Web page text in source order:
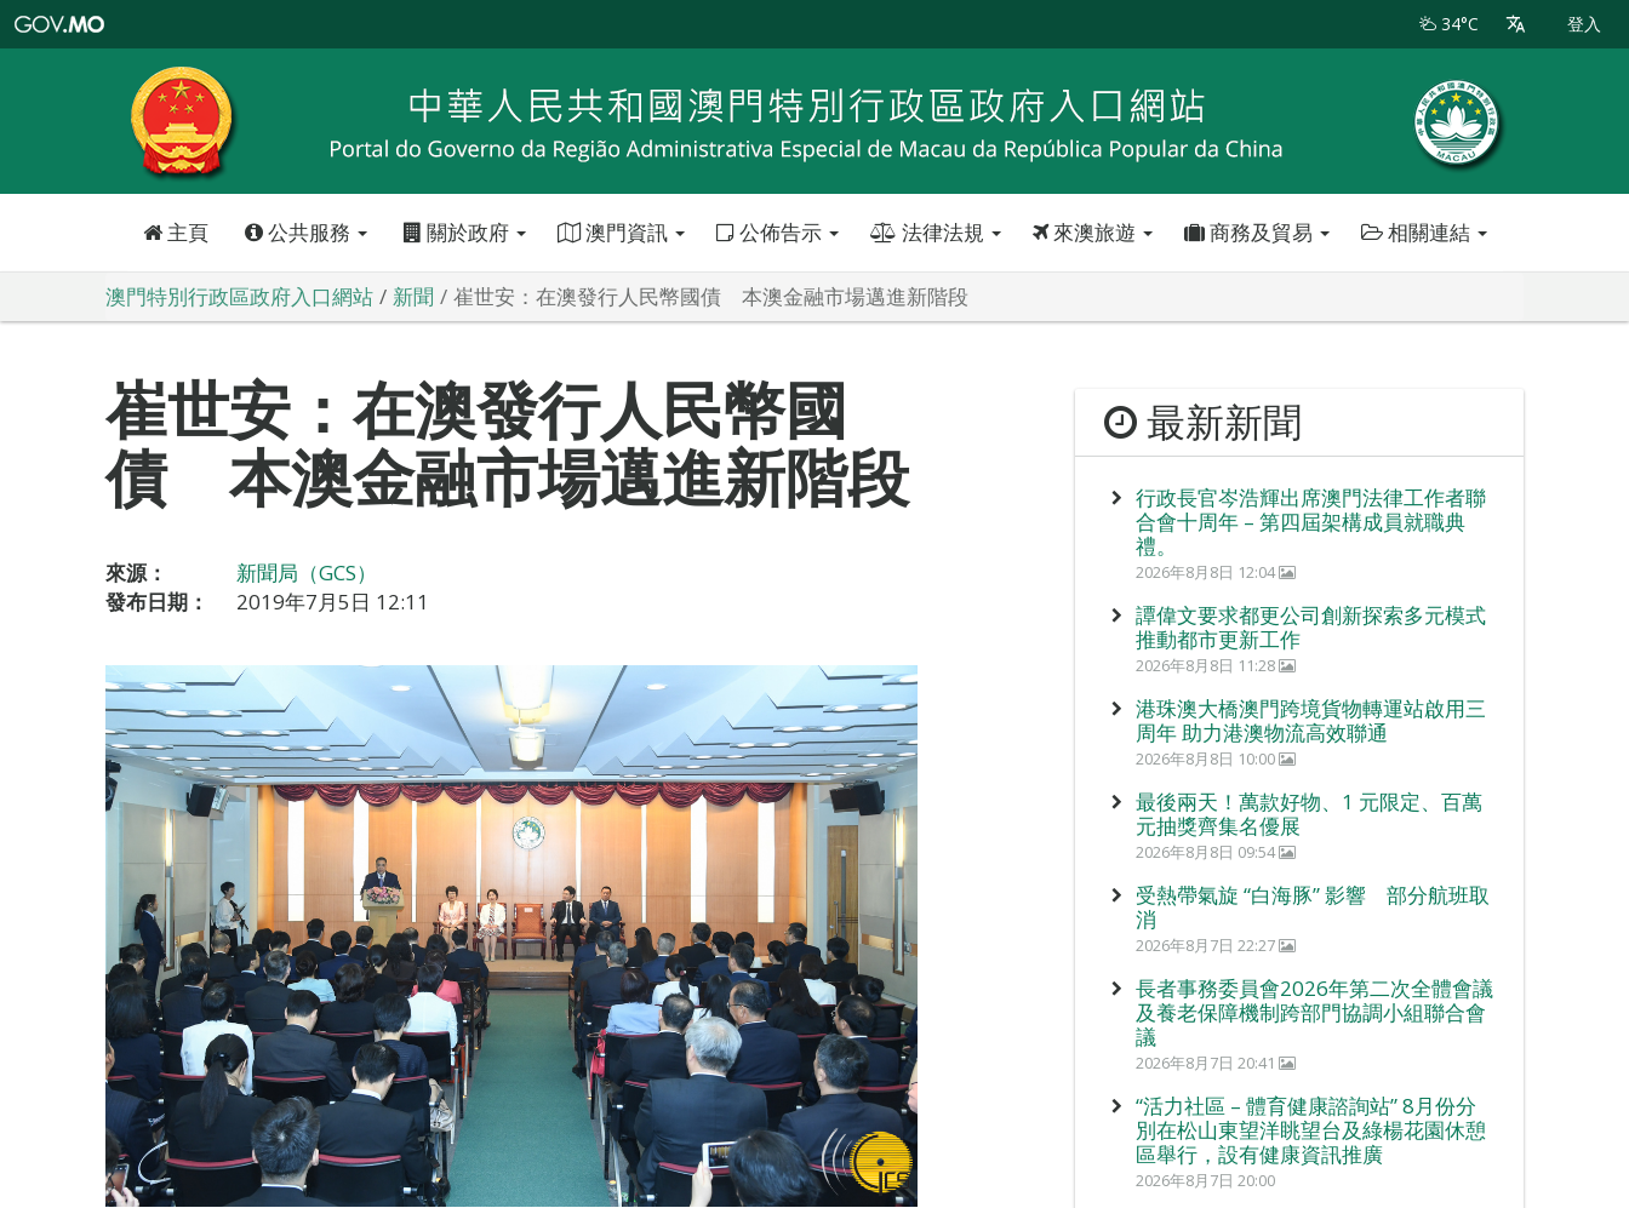
特
政
區
政
口
34°C 登入
主頁 公共服務 關於政府 澳門資訊 公佈告示 法律法規 來澳旅遊 商務及貿易 相關連結
澳門特別行政區政府入口網站 新聞 崔世安：在澳發行人民幣國債 本澳金融市場邁進新階段
崔世安：在澳發行人民幣國
債 本澳金融市場邁進新階段
來源：
新聞局（GCS）
發布日期：
2019年7月5日 12:11
最新新聞
行政長官岑浩輝出席澳門法律工作者聯
合會十周年 – 第四屆架構成員就職典
禮。
2026年8月8日 12:04
譚偉文要求都更公司創新探索多元模式
推動都市更新工作
2026年8月8日 11:28
港珠澳大橋澳門跨境貨物轉運站啟用三
周年 助力港澳物流高效聯通
2026年8月8日 10:00
最後兩天！萬款好物、1 元限定、百萬
元抽獎齊集名優展
2026年8月8日 09:54
受熱帶氣旋 “白海豚” 影響 部分航班取
消
2026年8月7日 22:27
長者事務委員會2026年第二次全體會議
及養老保障機制跨部門協調小組聯合會
議
2026年8月7日 20:41
“活力社區 – 體育健康諮詢站” 8月份分
別在松山東望洋眺望台及綠楊花園休憩
區舉行，設有健康資訊推廣
2026年8月7日 20:00